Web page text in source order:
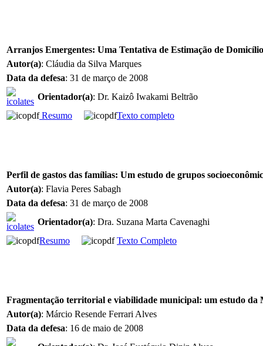
Arranjos Emergentes: Uma Tentativa de Estimação de
Autor(a): Cláudia da Silva Marques
Data da defesa: 31 de março de 2008
Orientador(a): Dr. Kaizô Iwakami Beltrão
Resumo
Texto completo
Perfil de gastos das famílias: Um estudo de grupos
Autor(a): Flavia Peres Sabagh
Data da defesa: 31 de março de 2008
Orientador(a): Dra. Suzana Marta Cavenaghi
Resumo
Texto Completo
Fragmentação territorial e viabilidade municipal: um estudo da
Autor(a): Márcio Resende Ferrari Alves
Data da defesa: 16 de maio de 2008